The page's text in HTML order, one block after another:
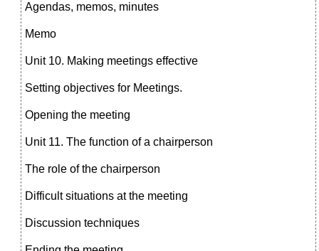
Agendas, memos, minutes
Memo
Unit 10. Making meetings effective
Setting objectives for Meetings.
Opening the meeting
Unit 11. The function of a chairperson
The role of the chairperson
Difficult situations at the meeting
Discussion techniques